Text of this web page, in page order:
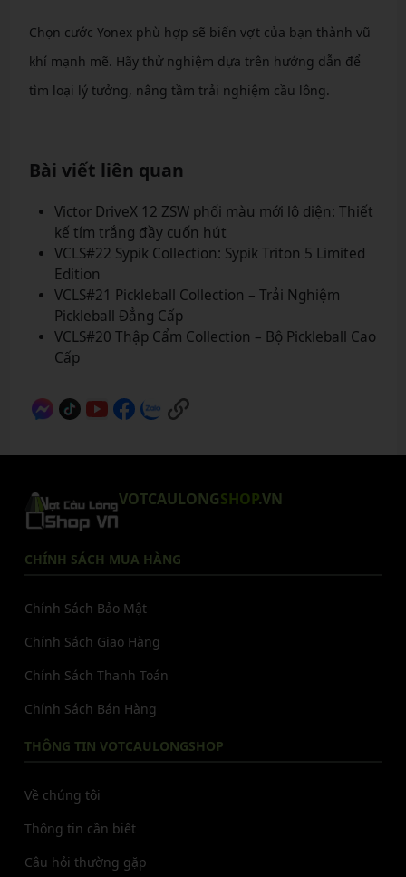
Chọn cước Yonex phù hợp sẽ biến vợt của bạn thành vũ
khí mạnh mẽ. Hãy thử nghiệm dựa trên hướng dẫn để
tìm loại lý tưởng, nâng tầm trải nghiệm cầu lông.
Bài viết liên quan
Victor DriveX 12 ZSW phối màu mới lộ diện: Thiết
kế tím trắng đầy cuốn hút
VCLS#22 Sypik Collection: Sypik Triton 5 Limited
Edition
VCLS#21 Pickleball Collection – Trải Nghiệm
Pickleball Đẳng Cấp
VCLS#20 Thập Cẩm Collection – Bộ Pickleball Cao
Cấp
VOTCAULONGSHOP.VN
CHÍNH SÁCH MUA HÀNG
Chính Sách Bảo Mật
Chính Sách Giao Hàng
Chính Sách Thanh Toán
Chính Sách Bán Hàng
THÔNG TIN VOTCAULONGSHOP
Về chúng tôi
Thông tin cần biết
Câu hỏi thường gặp